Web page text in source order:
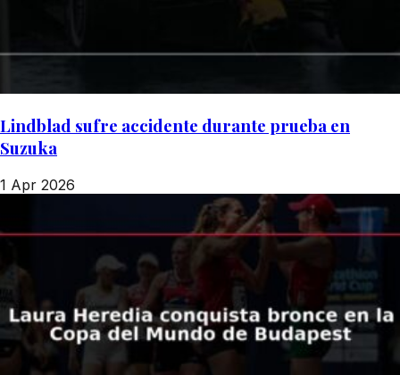
Lindblad sufre accidente durante prueba en
Suzuka
1 Apr 2026